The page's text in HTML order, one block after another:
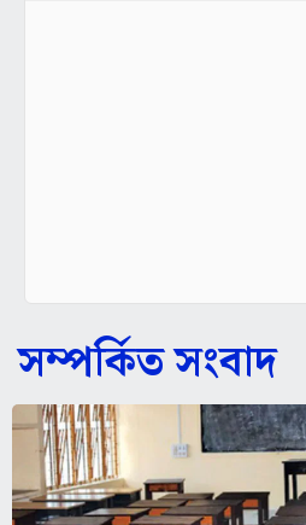
সম্পর্কিত সংবাদ